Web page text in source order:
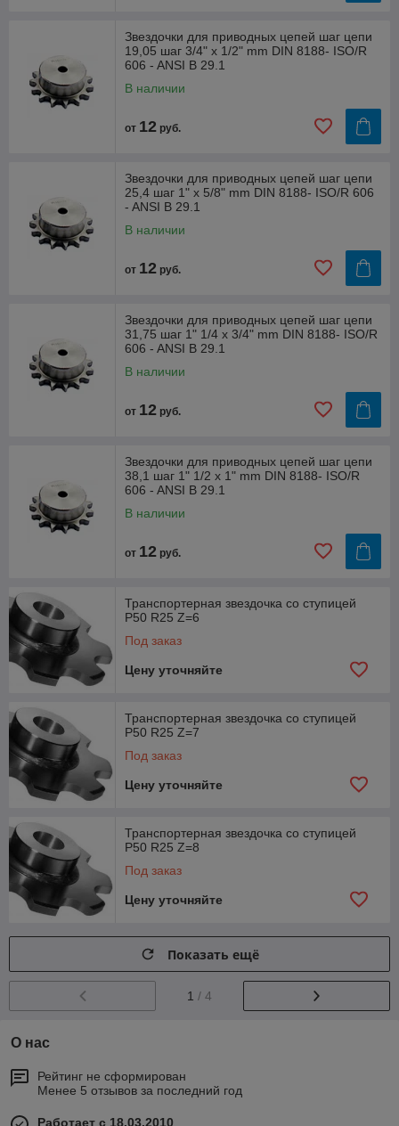
Звездочки для приводных цепей шаг цепи
19,05 шаг 3/4" x 1/2" mm DIN 8188- ISO/R
606 - ANSI B 29.1
В наличии
от 12 руб.
Звездочки для приводных цепей шаг цепи
25,4 шаг 1" x 5/8" mm DIN 8188- ISO/R 606
- ANSI B 29.1
В наличии
от 12 руб.
Звездочки для приводных цепей шаг цепи
31,75 шаг 1" 1/4 x 3/4" mm DIN 8188- ISO/R
606 - ANSI B 29.1
В наличии
от 12 руб.
Звездочки для приводных цепей шаг цепи
38,1 шаг 1" 1/2 x 1" mm DIN 8188- ISO/R
606 - ANSI B 29.1
В наличии
от 12 руб.
Транспортерная звездочка со ступицей
P50 R25 Z=6
Под заказ
Цену уточняйте
Транспортерная звездочка со ступицей
P50 R25 Z=7
Под заказ
Цену уточняйте
Транспортерная звездочка со ступицей
P50 R25 Z=8
Под заказ
Цену уточняйте
Показать ещё
1 / 4
О нас
Рейтинг не сформирован
Менее 5 отзывов за последний год
Работает с 18.03.2010